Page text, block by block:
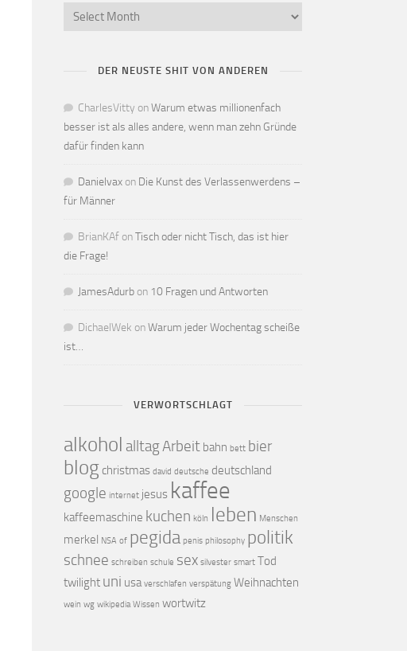
DER NEUSTE SHIT VON ANDEREN
CharlesVitty onWarum etwas millionenfach
besser ist als alles andere, wenn man zehn Gründe
dafür finden kann
Danielvax on Die Kunst des Verlassenwerdens –
für Männer
BrianKAf onTisch oder nicht Tisch, das ist hier
die Frage!
JamesAdurb on 10 Fragen und Antworten
DichaelWek onWarum jeder Wochentag scheiße
ist…
VERWORTSCHLAGT
alkohol alltagArbeit bahn bett bier
blog christmas david deutsche deutschland
google internet jesus kaffee
kaffeemaschine kuchen köln leben Menschen
merkel NSA of pegida penis philosophy politik
schnee schreiben schule sex silvester smart Tod
twilight uni usa verschlafen verspätung Weihnachten
wein wg wikipedia Wissen wortwitz